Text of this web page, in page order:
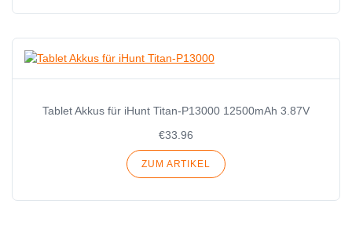
Tablet Akkus für iHunt Titan-P13000 12500mAh 3.87V
€33.96
ZUM ARTIKEL